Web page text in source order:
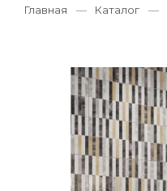
Главная — Каталог —